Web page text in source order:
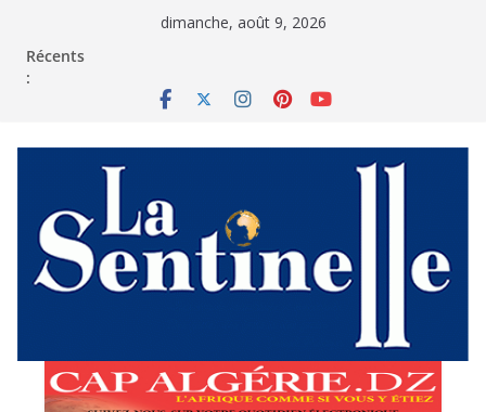
dimanche, août 9, 2026
Récents
: